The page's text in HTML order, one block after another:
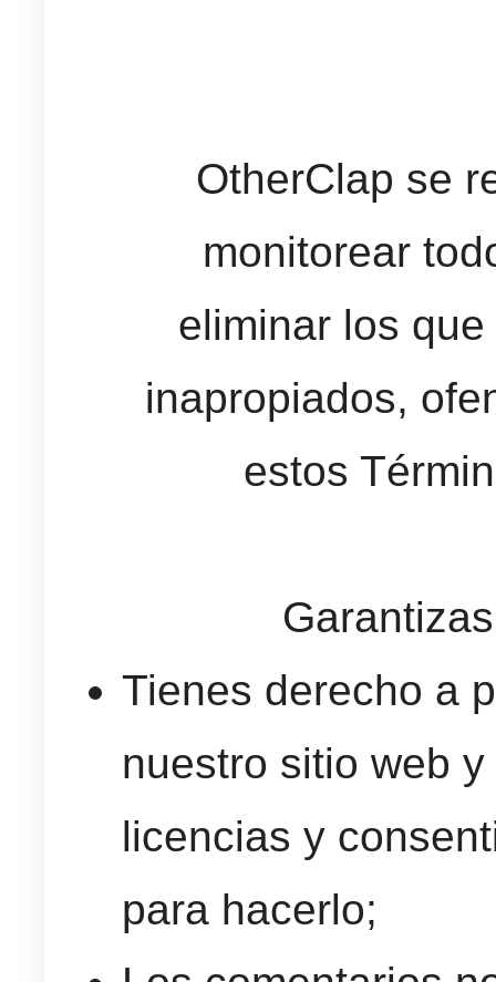
OtherClap se
monitorear
eliminar los
inapropiados,
estos
Tienes derecho a
nuestro sitio web
licencias y
para hacerlo;